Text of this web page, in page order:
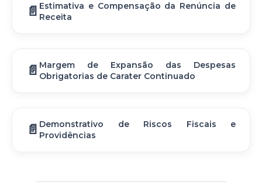
Estimativa e Compensação da Renúncia de
Receita
Margem de Expansão das Despesas
Obrigatorias de Carater Continuado
Demonstrativo de Riscos Fiscais e
Providências